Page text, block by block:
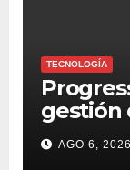
TECNOLOGÍA
gestión
NVIDIA
AGO 6, 2026